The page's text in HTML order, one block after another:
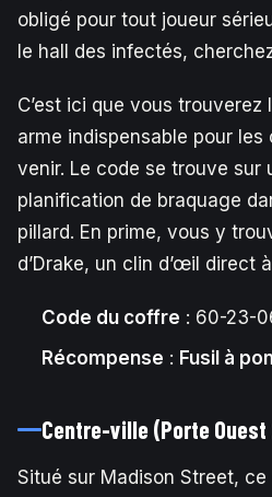
obligé pour tout joueur
le hall des infectés,
C’est ici que vous trouverez
arme indispensable pour
venir. Le code se trouve sur
planification de braquage
pillard. En prime, vous y
d’Drake, un clin d’œil direct à
Code du coffre : 60-23-
Récompense : Fusil à
Centre-ville (Porte Ouest
Situé sur Madison Street,